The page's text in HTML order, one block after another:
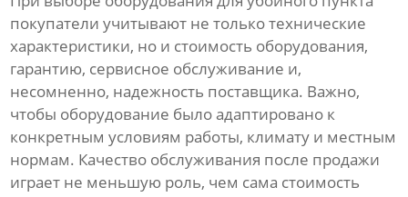
покупатели учитывают не только технические
характеристики, но и стоимость оборудования,
гарантию, сервисное обслуживание и,
несомненно, надежность поставщика. Важно,
чтобы оборудование было адаптировано к
конкретным условиям работы, климату и местным
нормам. Качество обслуживания после продажи
играет не меньшую роль, чем сама стоимость